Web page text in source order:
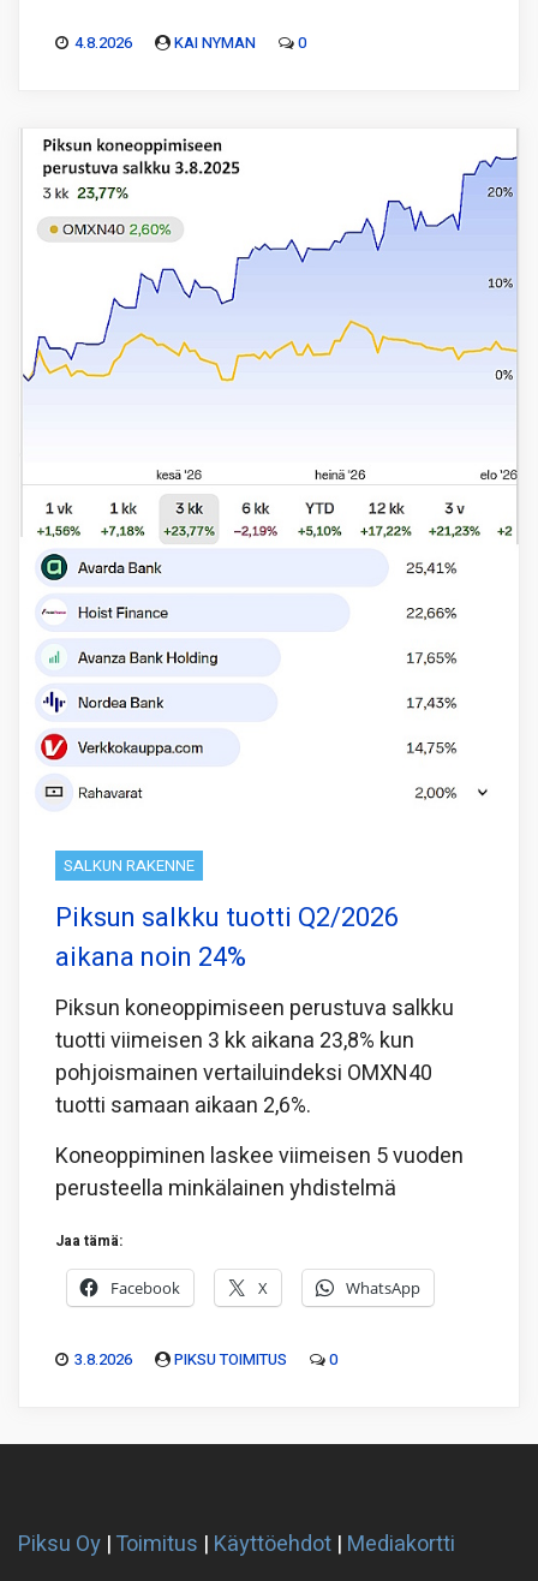
4.8.2026 KAI NYMAN 0
SALKUN RAKENNE
Piksun salkku tuotti Q2/2026
aikana noin 24%
Piksun koneoppimiseen perustuva salkku
tuotti viimeisen 3 kk aikana 23,8% kun
pohjoismainen vertailuindeksi OMXN40
tuotti samaan aikaan 2,6%.
Koneoppiminen laskee viimeisen 5 vuoden
perusteella minkälainen yhdistelmä
Jaa tämä:
Facebook X WhatsApp
3.8.2026 PIKSU TOIMITUS 0
Piksu Oy |Toimitus | Käyttöehdot | Mediakortti